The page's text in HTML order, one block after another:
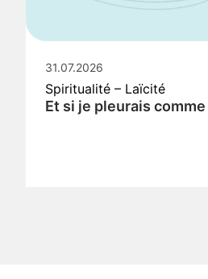
31.07.2026
Spiritualité – Laïcité
Et si je pleurais